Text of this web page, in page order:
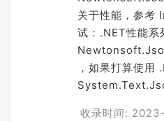
关于性能，参考
试：.NET性能系
，如果打算使用
收录时间: